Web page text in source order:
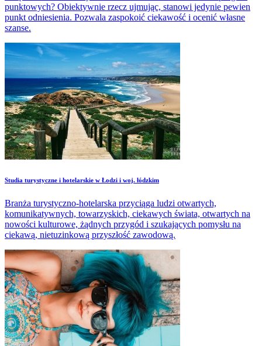
punktowych? Obiektywnie rzecz ujmując, stanowi jedynie pewien
punkt odniesienia. Pozwala zaspokoić ciekawość i ocenić własne
szanse.
Studia turystyczne i hotelarskie w Łodzi i woj. łódzkim
Branża turystyczno-hotelarska przyciąga ludzi otwartych,
komunikatywnych, towarzyskich, ciekawych świata, otwartych na
nowości kulturowe, żądnych przygód i szukających pomysłu na
ciekawą, nietuzinkową przyszłość zawodową.